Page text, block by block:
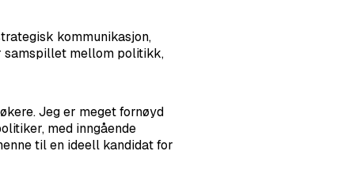
kommunikasjon,
samspillet mellom politikk,
Jeg er meget fornøyd
med inngående
til en ideell kandidat for